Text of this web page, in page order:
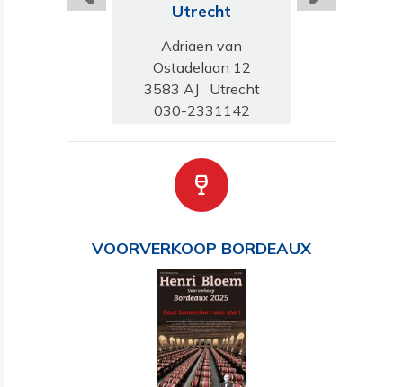
Utrecht
Adriaen van
Ostadelaan 12
3583 AJ Utrecht
030-2331142
VOORVERKOOP BORDEAUX